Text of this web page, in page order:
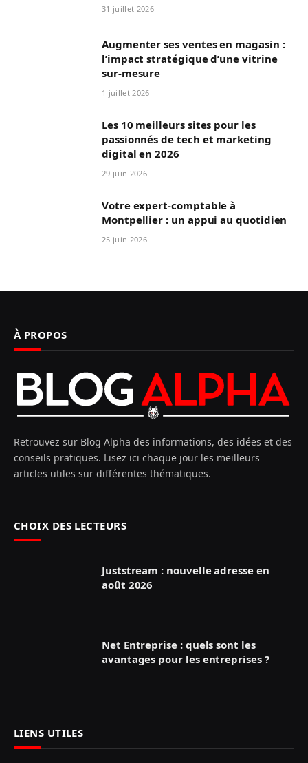
31 juillet 2026
Augmenter ses ventes en magasin :
l’impact stratégique d’une vitrine
sur-mesure
1 juillet 2026
Les 10 meilleurs sites pour les
passionnés de tech et marketing
digital en 2026
29 juin 2026
Votre expert-comptable à
Montpellier : un appui au quotidien
25 juin 2026
À PROPOS
Retrouvez sur Blog Alpha des informations, des idées et des
conseils pratiques. Lisez ici chaque jour les meilleurs
articles utiles sur différentes thématiques.
CHOIX DES LECTEURS
Juststream : nouvelle adresse en
août 2026
Net Entreprise : quels sont les
avantages pour les entreprises ?
LIENS UTILES